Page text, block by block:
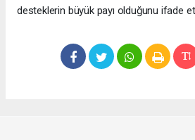
desteklerin büyük payı olduğunu ifade